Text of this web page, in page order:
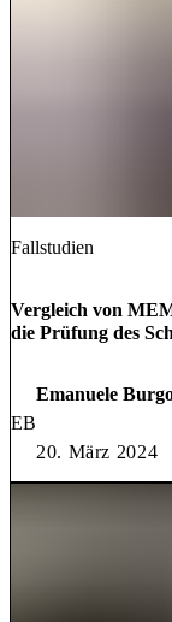
Fallstudien
Vergleich von
die Prüfung des
EB
Emanuele
20. März 2024